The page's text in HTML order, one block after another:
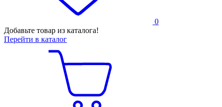
0
Добавьте товар из каталога!
Перейти в каталог